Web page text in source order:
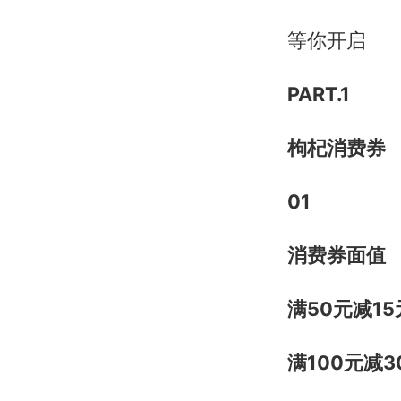
等你开启
PART.1
枸杞消费券
01
消费券面值
满50元减15
满100元减